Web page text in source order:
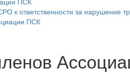
к ответственности за нарушение
ПСК